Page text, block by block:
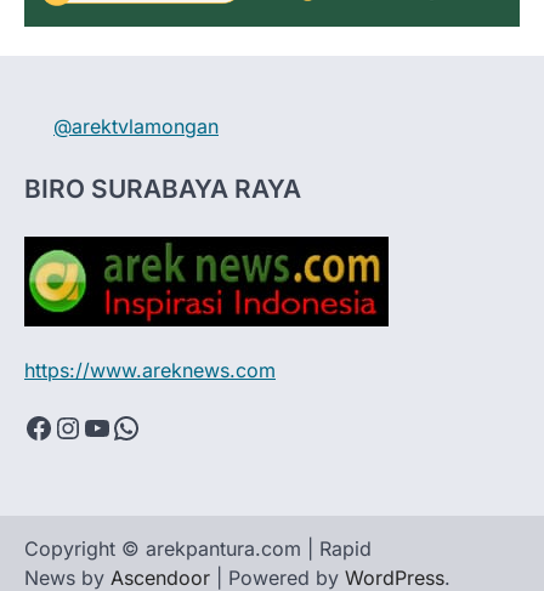
@arektvlamongan
BIRO SURABAYA RAYA
https://www.areknews.com
Facebook Instagram YouTube WhatsApp
Copyright © arekpantura.com | Rapid
News by Ascendoor | Powered by WordPress.